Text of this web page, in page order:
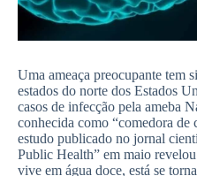
Uma ameaça preocupante tem
estados do norte dos Estados
casos de infecção pela ameba
conhecida como “comedora de
estudo publicado no jornal
Public Health” em maio revelou
vive em água doce, está se